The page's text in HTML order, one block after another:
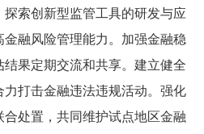
索创新型监管工具的研发与应
融风险管理能力。加强金融稳
果定期交流和共享。建立健全
打击金融违法违规活动。强化
处置，共同维护试点地区金融